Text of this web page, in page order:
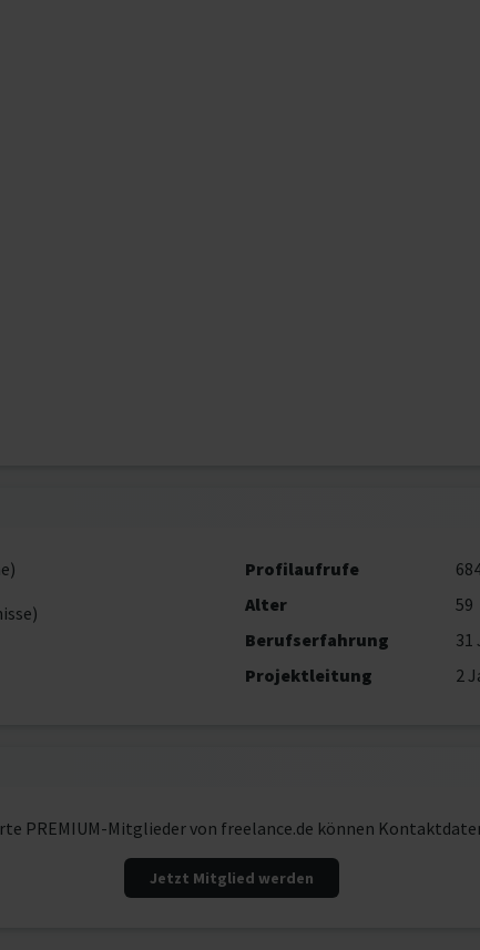
Profilaufrufe
Alter
59
Berufserfahrung
31
Projektleitung
2
PREMIUM-Mitglieder von freelance.de können
Jetzt Mitglied werden